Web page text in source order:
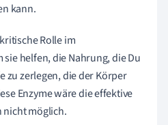
kann.
Rolle im
helfen, die Nahrung, die Du
zu zerlegen, die der Körper
Enzyme wäre die effektive
nicht möglich.